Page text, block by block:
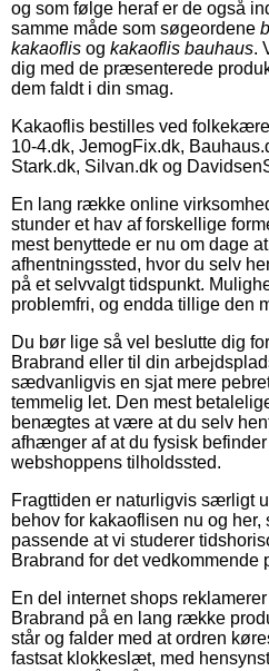
og som følge heraf er de også
samme måde som søgeordene
kakaoflis og kakaoflis bauhaus.
dig med de præsenterede
dem faldt i din smag.
Kakaoflis bestilles ved
10-4.dk, JemogFix.dk,
Stark.dk, Silvan.dk og
En lang række online
stunder et hav af forskellige
mest benyttede er nu om dage
afhentningssted, hvor du selv
på et selvvalgt tidspunkt.
problemfri, og endda tillige den
Du bør lige så vel beslutte dig
Brabrand eller til din
sædvanligvis en sjat mere
temmelig let. Den mest
benægtes at være at du selv
afhænger af at du fysisk
webshoppens tilholdssted.
Fragttiden er naturligvis særligt
behov for kakaoflisen nu og
passende at vi studerer
Brabrand for det vedkommende
En del internet shops
Brabrand på en lang række
står og falder med at ordren
fastsat klokkeslæt, med